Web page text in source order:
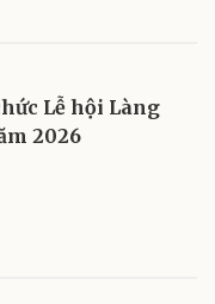
Lễ hội Làng
2026